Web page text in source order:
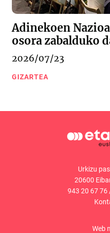
Adinekoen
osora zabalduko
2026/07/23
GIZARTEA
Urkizu
20600
943 20 67 76
Web